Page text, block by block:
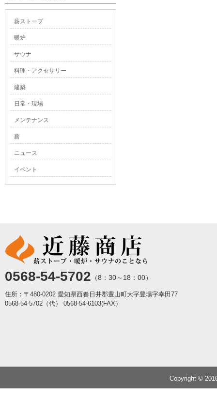
薪ストーブ
暖炉
サウナ
料理・アクセサリー
建築
日常・現場
メンテナンス
薪
ニュース
イベント
0568-54-5702 （8：30～18：00）
住所：〒480-0202 愛知県西春日井郡豊山町大字豊場字幸田77
0568-54-5702（代）
0568-54-6103(FAX）
Copyright ©